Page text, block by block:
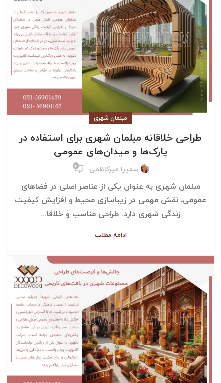
مبلمان شهری
طراحی خلاقانه مبلمان شهری برای استفاده در
پارک‌ها و میدان‌های عمومی
سمیرا میرکاظمی ۰
مبلمان شهری به عنوان یکی از عناصر اصلی در فضاهای
عمومی، نقش مهمی در زیباسازی محیط و افزایش کیفیت
زندگی شهری دارد. طراحی مناسب و خلاقا...
ادامه مطلب